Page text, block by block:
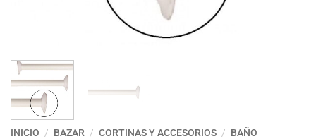
INICIO / BAZAR / CORTINAS Y ACCESORIOS / BAÑO